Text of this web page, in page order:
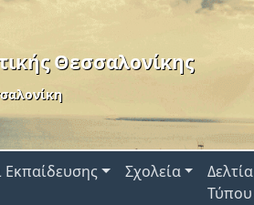
Θεσσαλονίκης
Εκπαίδευσης Σχολεία
Δελτία
Τύπου